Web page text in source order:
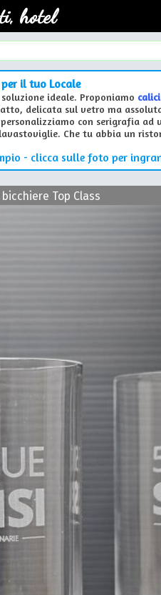
hotel
il tuo Locale
ideale. Proponiamo
delicata sul vetro ma
con serigrafia ad
Che tu abbia un
- clicca sulle foto per
Top Class